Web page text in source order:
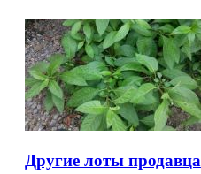
Другие лоты продавца